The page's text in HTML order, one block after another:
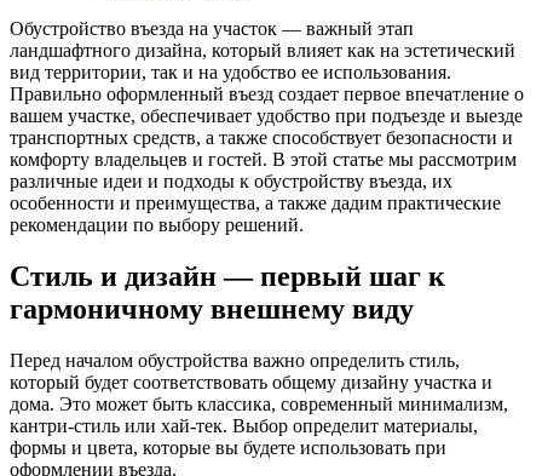
Обустройство въезда на участок — важный этап
ландшафтного дизайна, который влияет как на эстетический
вид территории, так и на удобство ее использования.
Правильно оформленный въезд создает первое впечатление о
вашем участке, обеспечивает удобство при подъезде и выезде
транспортных средств, а также способствует безопасности и
комфорту владельцев и гостей. В этой статье мы рассмотрим
различные идеи и подходы к обустройству въезда, их
особенности и преимущества, а также дадим практические
рекомендации по выбору решений.
Стиль и дизайн — первый шаг к
гармоничному внешнему виду
Перед началом обустройства важно определить стиль,
который будет соответствовать общему дизайну участка и
дома. Это может быть классика, современный минимализм,
кантри-стиль или хай-тек. Выбор определит материалы,
формы и цвета, которые вы будете использовать при
оформлении въезда.